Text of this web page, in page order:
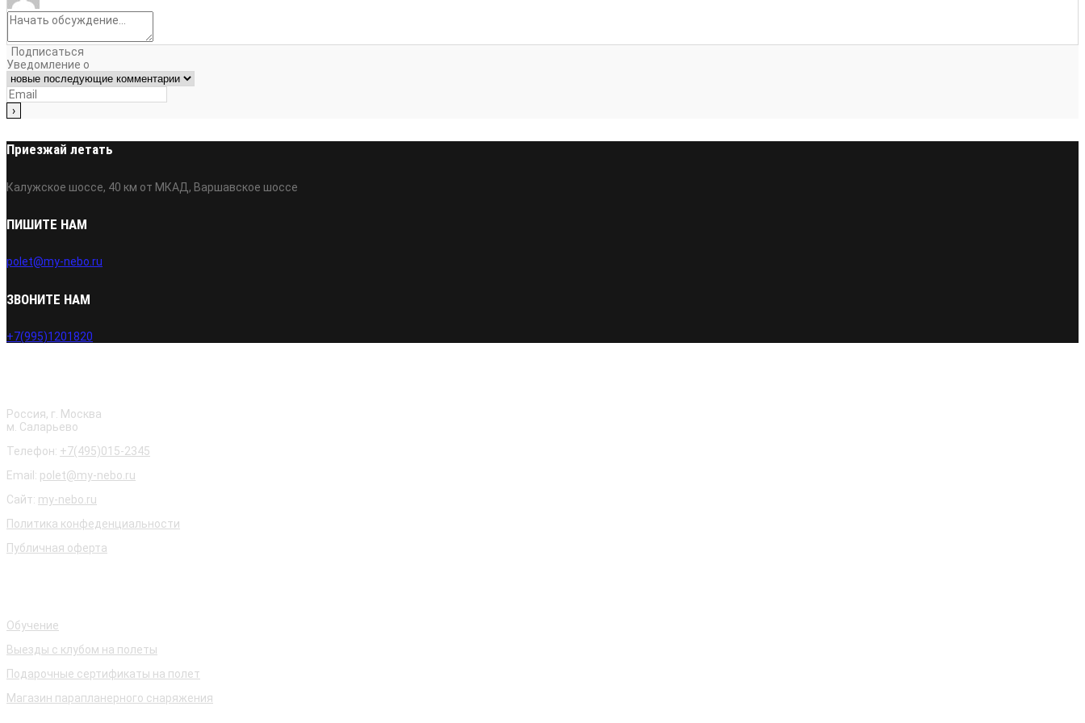
Подписаться
Уведомление о
Приезжай летать
Калужское шоссе, 40 км от МКАД, Варшавское шоссе
ПИШИТЕ НАМ
polet@my-nebo.ru
ЗВОНИТЕ НАМ
+7(995)1201820
Россия, г. Москва
м. Саларьево
Телефон: +7(495)015-2345
Email: polet@my-nebo.ru
Сайт: my-nebo.ru
Политика конфеденциальности
Публичная оферта
Обучение
Выезды с клубом на полеты
Подарочные сертификаты на полет
Магазин парапланерного снаряжения